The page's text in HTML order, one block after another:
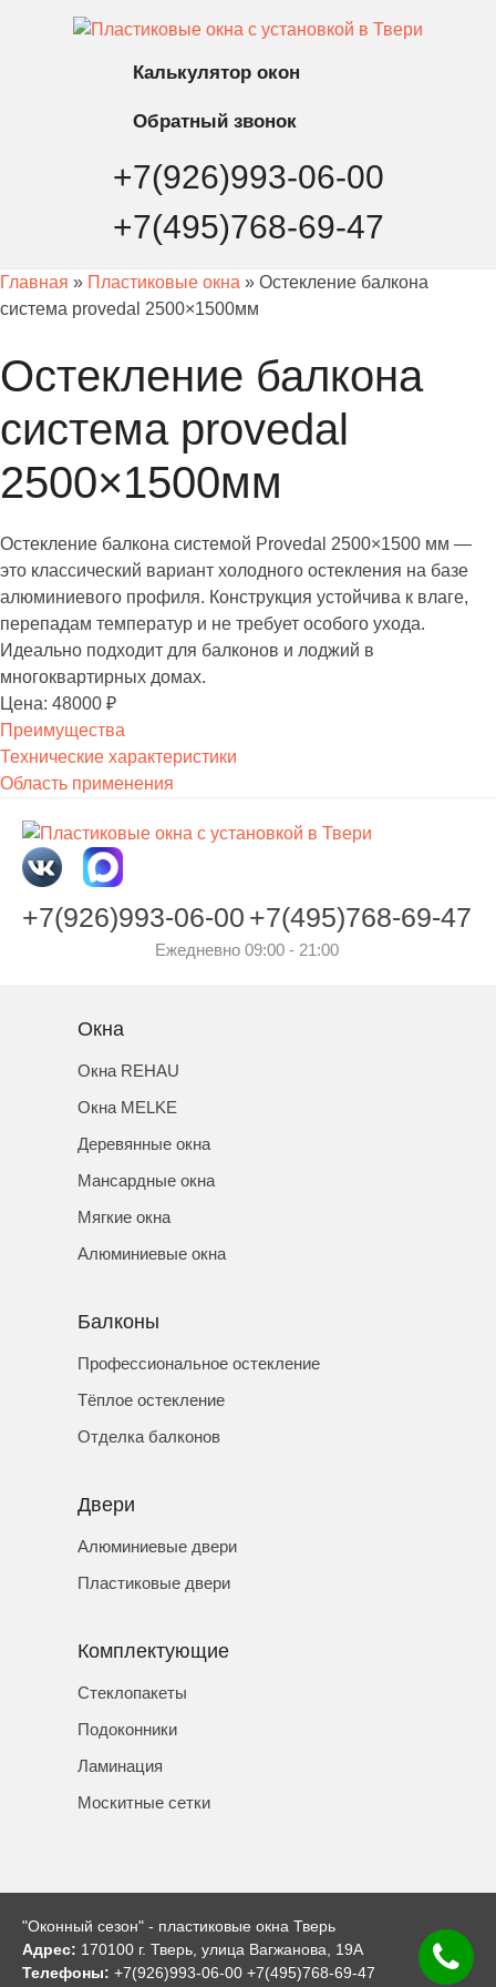
Калькулятор окон
Обратный звонок
+7(926)993-06-00
+7(495)768-69-47
Главная » Пластиковые окна » Остекление балкона
система provedal 2500×1500мм
Остекление балкона
система provedal
2500×1500мм
Остекление балкона системой Provedal 2500×1500 мм —
это классический вариант холодного остекления на базе
алюминиевого профиля. Конструкция устойчива к влаге,
перепадам температур и не требует особого ухода.
Идеально подходит для балконов и лоджий в
многоквартирных домах.
Цена: 48000 ₽
Преимущества
Технические характеристики
Область применения
+7(926)993-06-00 +7(495)768-69-47
Ежедневно 09:00 - 21:00
Окна
Окна REHAU
Окна MELKE
Деревянные окна
Мансардные окна
Мягкие окна
Алюминиевые окна
Балконы
Профессиональное остекление
Тёплое остекление
Отделка балконов
Двери
Алюминиевые двери
Пластиковые двери
Комплектующие
Стеклопакеты
Подоконники
Ламинация
Москитные сетки
"Оконный сезон" - пластиковые окна Тверь
Адрес: 170100 г. Тверь, улица Вагжанова, 19А
Телефоны: +7(926)993-06-00 +7(495)768-69-47